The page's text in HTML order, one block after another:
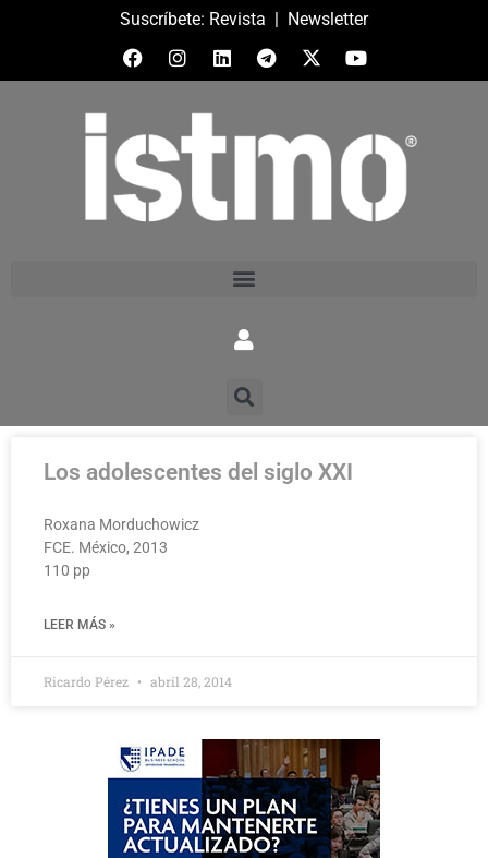
Suscríbete: Revista | Newsletter
Los adolescentes del siglo XXI
Roxana Morduchowicz
FCE. México, 2013
110 pp
LEER MÁS »
Ricardo Pérez abril 28, 2014